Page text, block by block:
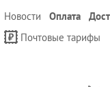
Новости Оплата
Почтовые тарифы